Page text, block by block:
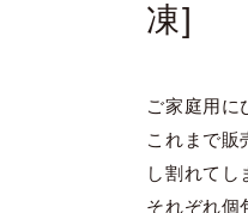
凍]
ご家庭用に
これまで販
し割れてし
それぞれ個